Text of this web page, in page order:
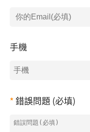
手機
錯誤問題 (必填)